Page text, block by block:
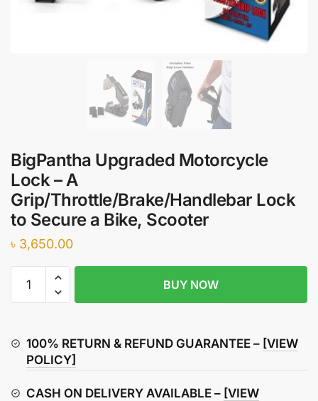
BigPantha Upgraded Motorcycle
Lock – A
Grip/Throttle/Brake/Handlebar Lock
to Secure a Bike, Scooter
৳ 3,650.00
BigPantha
Upgraded
-
Lock
BUY NOW
100% RETURN & REFUND GUARANTEE – [VIEW
POLICY]
CASH ON DELIVERY AVAILABLE – [VIEW